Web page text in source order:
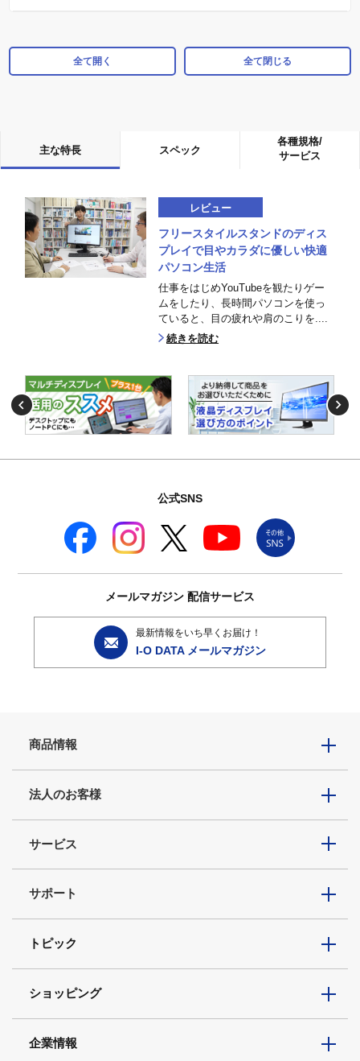
全て開く 全て閉じる
主な特長 スペック
各種規格/
サービス
レビュー
フリースタイルスタンドのディス
プレイで目やカラダに優しい快適
パソコン生活
仕事をはじめYouTubeを観たりゲー
ムをしたり、長時間パソコンを使っ
ていると、目の疲れや肩のこりを....
続きを読む
公式SNS
メールマガジン 配信サービス
最新情報をいち早くお届け！
I-O DATA メールマガジン
商品情報
法人のお客様
サービス
サポート
トピック
ショッピング
企業情報